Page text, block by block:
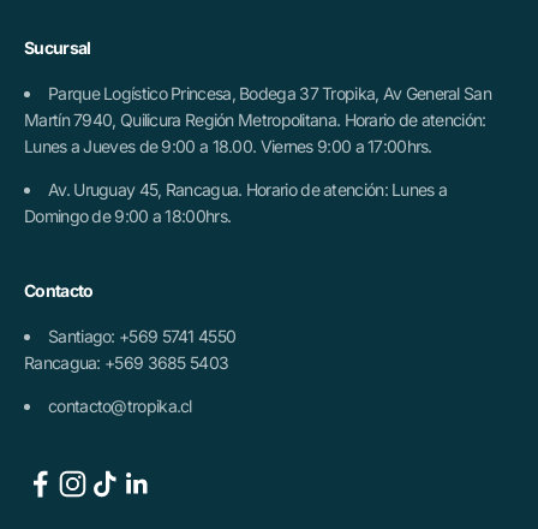
Sucursal
Parque Logístico Princesa, Bodega 37 Tropika, Av General San
Martín 7940, Quilicura Región Metropolitana. Horario de atención:
Lunes a Jueves de 9:00 a 18.00. Viernes 9:00 a 17:00hrs.
Av. Uruguay 45, Rancagua. Horario de atención: Lunes a
Domingo de 9:00 a 18:00hrs.
Contacto
Santiago: +569 5741 4550
Rancagua: +569 3685 5403
contacto@tropika.cl